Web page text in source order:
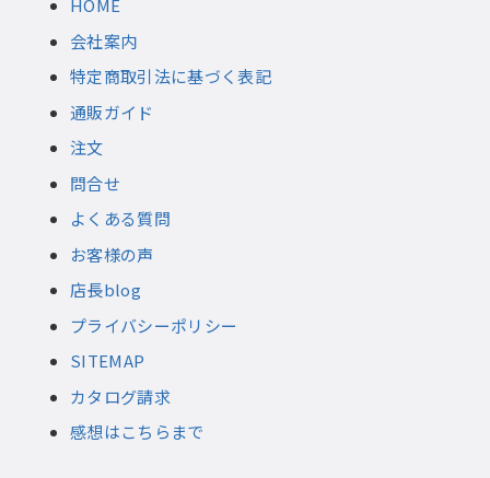
HOME
会社案内
特定商取引法に基づく表記
通販ガイド
注文
問合せ
よくある質問
お客様の声
店長blog
プライバシーポリシー
SITEMAP
カタログ請求
感想はこちらまで